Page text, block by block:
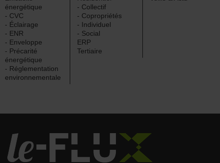
énergétique
- CVC
- Éclairage
- ENR
- Enveloppe
- Précarité
énergétique
- Réglementation
environnementale
- Collectif
- Copropriétés
- Individuel
- Social
ERP
Tertiaire